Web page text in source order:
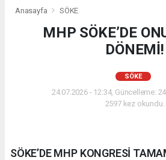
Anasayfa SÖKE
MHP SÖKE’DE
DÖNEMİ!
SÖKE
24.07.2026 - 12:34, Güncelleme:
2597 kez okundu.
SÖKE’DE MHP KONGRESİ